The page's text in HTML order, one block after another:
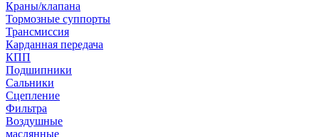
Краны/клапана
Тормозные суппорты
Трансмиссия
Карданная передача
КПП
Подшипники
Сальники
Сцепление
Фильтра
Воздушные
маслянные